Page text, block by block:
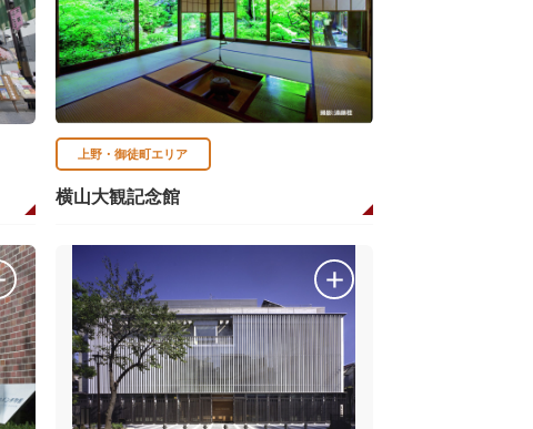
上野・御徒町エリア
横山大観記念館